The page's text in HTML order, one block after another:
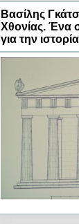
Βασίλης
Χθονίας. Ένα
για την